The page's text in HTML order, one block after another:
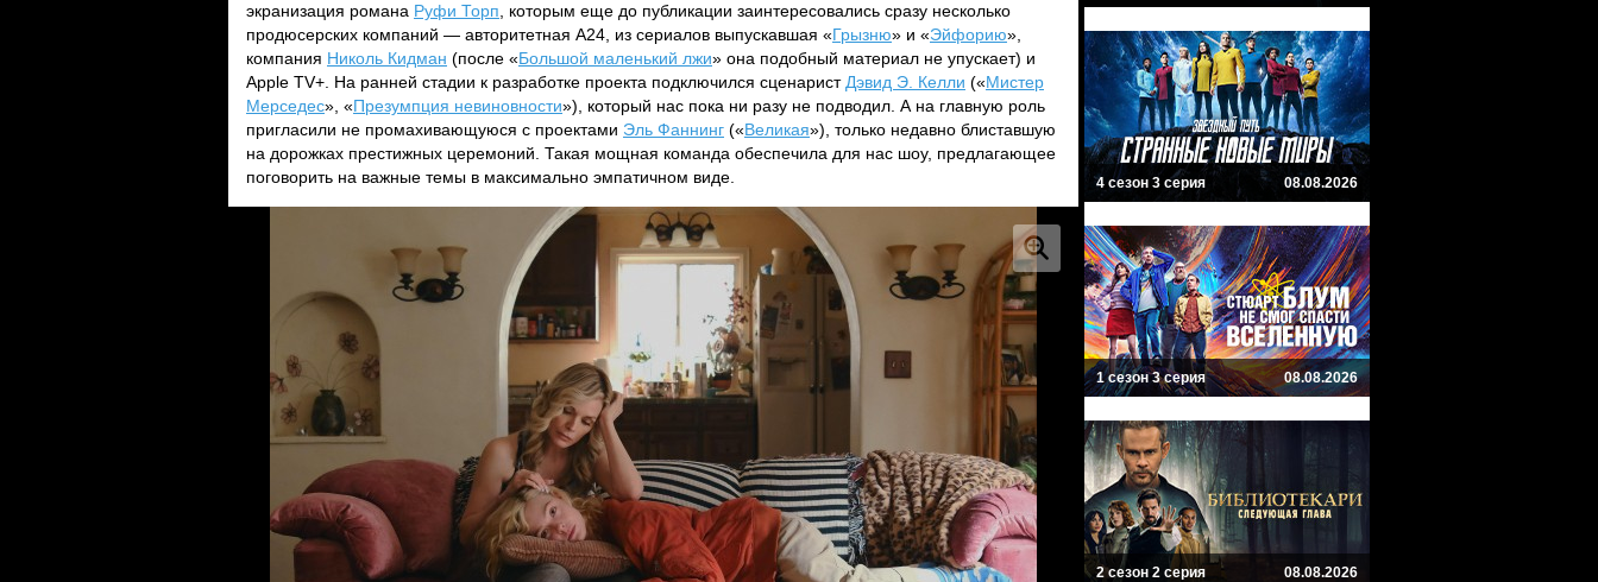
экранизация романа Руфи Торп , которым еще до публикации заинтересовались сразу несколько
продюсерских компаний — авторитетная A24, из сериалов выпускавшая «Грызню» и «Эйфорию»,
компания Николь Кидман (после «Большой маленький лжи» она подобный материал не упускает) и
Apple TV+. На ранней стадии к разработке проекта подключился сценарист Дэвид Э. Келли («Мистер
Мерседес», «Презумпция невиновности»), который нас пока ни разу не подводил. А на главную роль
пригласили не промахивающуюся с проектами Эль Фаннинг («Великая»), только недавно блиставшую
на дорожках престижных церемоний. Такая мощная команда обеспечила для нас шоу, предлагающее
поговорить на важные темы в максимально эмпатичном виде.
4 сезон 3 серия 08.08.2026
1 сезон 3 серия 08.08.2026
2 сезон 2 серия 08.08.2026